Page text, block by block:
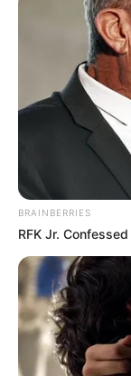
BRAINBERRIES
RFK Jr.